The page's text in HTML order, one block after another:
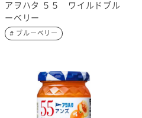
アヲハタ ５５ ワイルドブル
ーベリー
# ブルーベリー